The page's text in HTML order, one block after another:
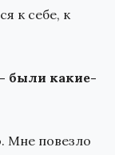
к себе, к
были какие-
Мне повезло